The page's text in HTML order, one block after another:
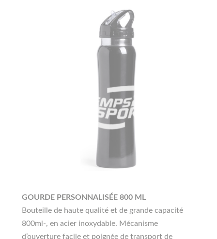
GOURDE PERSONNALISÉE 800 ML
Bouteille de haute qualité et de grande capacité
800ml-, en acier inoxydable. Mécanisme
d’ouverture facile et poignée de transport de